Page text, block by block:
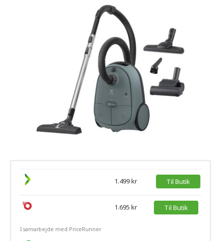
1.499 kr Til Butik
1.695 kr Til Butik
I samarbejde med PriceRunner